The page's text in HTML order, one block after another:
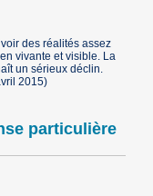
des réalités assez
vivante et visible. La
un sérieux déclin.
2015)
particulière